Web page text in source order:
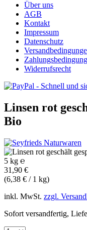
Über uns
AGB
Kontakt
Impressum
Datenschutz
Widerrufsrecht
Linsen rot
Bio
5 kg ℮
31,90 €
(6,38 € / 1 kg)
inkl. MwSt. zzgl.
Sofort versandfertig,